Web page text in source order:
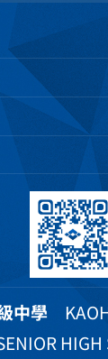
中學
HIGH